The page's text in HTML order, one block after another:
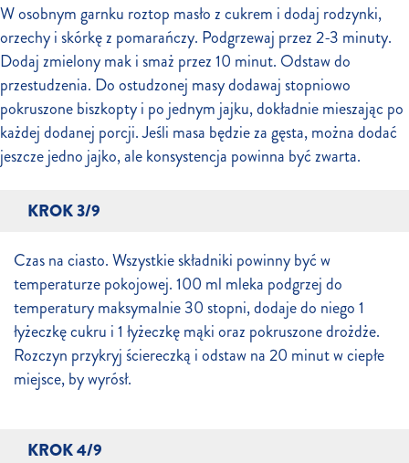
W osobnym garnku roztop masło z cukrem i dodaj rodzynki,
orzechy i skórkę z pomarańczy. Podgrzewaj przez 2-3 minuty.
Dodaj zmielony mak i smaż przez 10 minut. Odstaw do
przestudzenia. Do ostudzonej masy dodawaj stopniowo
pokruszone biszkopty i po jednym jajku, dokładnie mieszając po
każdej dodanej porcji. Jeśli masa będzie za gęsta, można dodać
jeszcze jedno jajko, ale konsystencja powinna być zwarta.
KROK 3/9
Czas na ciasto. Wszystkie składniki powinny być w
temperaturze pokojowej. 100 ml mleka podgrzej do
temperatury maksymalnie 30 stopni, dodaje do niego 1
łyżeczkę cukru i 1 łyżeczkę mąki oraz pokruszone drożdże.
Rozczyn przykryj ściereczką i odstaw na 20 minut w ciepłe
miejsce, by wyrósł.
KROK 4/9